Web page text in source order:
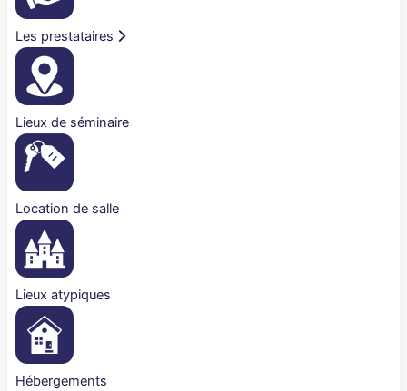
Les prestataires
Lieux de séminaire
Location de salle
Lieux atypiques
Hébergements